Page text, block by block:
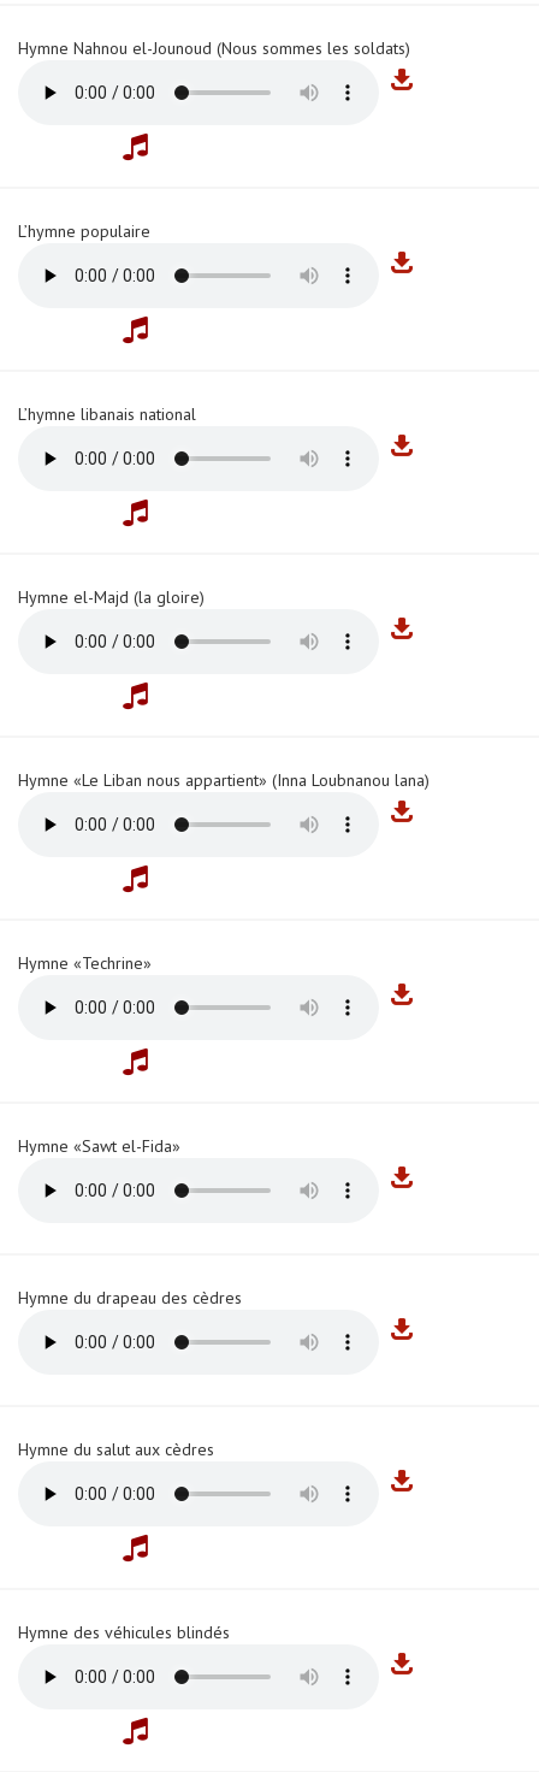
Hymne Nahnou el-Jounoud (Nous sommes les soldats)
L’hymne populaire
L’hymne libanais national
Hymne el-Majd (la gloire)
Hymne «Le Liban nous appartient» (Inna Loubnanou lana)
Hymne «Techrine»
Hymne «Sawt el-Fida»
Hymne du drapeau des cèdres
Hymne du salut aux cèdres
Hymne des véhicules blindés